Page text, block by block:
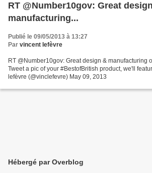
RT @Number10gov: Great
manufacturing...
Publié le 09/05/2013 à 13:27
Par vincent lefèvre
RT @Number10gov: Great design & manufacturing
Tweet a pic of your #BestofBritish product, we'll
lefèvre (@vinclefevre) May 09, 2013
Hébergé par Overblog